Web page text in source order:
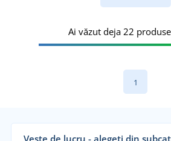
Ai văzut deja 22
1